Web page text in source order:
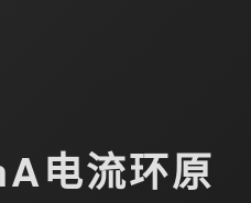
电流环原